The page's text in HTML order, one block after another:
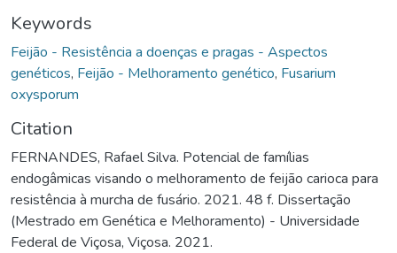
Keywords
Feijão - Resistência a doenças e pragas - Aspectos
genéticos, Feijão - Melhoramento genético, Fusarium
oxysporum
Citation
FERNANDES, Rafael Silva. Potencial de famílias
endogâmicas visando o melhoramento de feijão carioca para
resistência à murcha de fusário. 2021. 48 f. Dissertação
(Mestrado em Genética e Melhoramento) - Universidade
Federal de Viçosa, Viçosa. 2021.